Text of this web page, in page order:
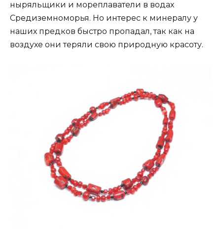
ныряльщики и мореплаватели в водах
Средиземноморья. Но интерес к минералу у
наших предков быстро пропадал, так как на
воздухе они теряли свою природную красоту.